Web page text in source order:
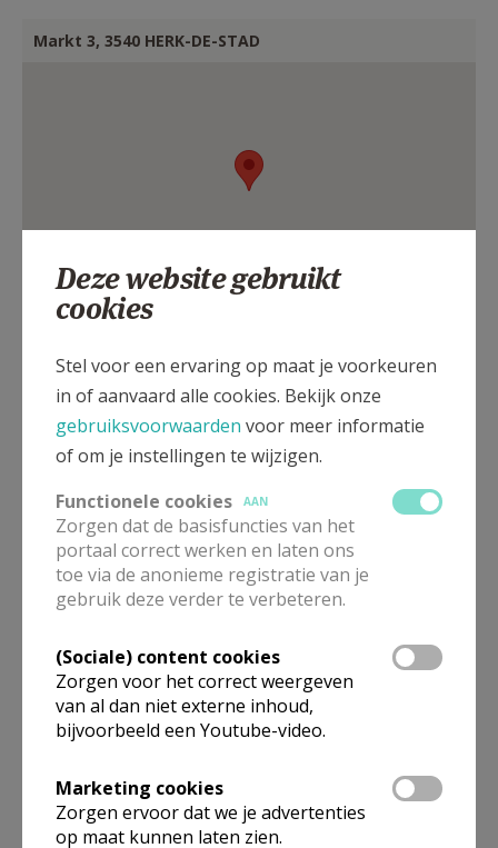
Markt 3, 3540 HERK-DE-STAD
Pastoor-moderator
E.H.TonyVandekerkhof
Markt 3
3540 HERK-DE-STAD
013 52 21 84
0476 34 01 57
Stuur een mailtje
Google Maps
Pastoraal
medeverantwoordelijke
Deze website gebruikt
cookies
Stel voor een ervaring op maat je voorkeuren
in of aanvaard alle cookies. Bekijk onze
gebruiksvoorwaarden voor meer informatie
of om je instellingen te wijzigen.
Functionele cookies
AAN
Zorgen dat de basisfuncties van het
portaal correct werken en laten ons
toe via de anonieme registratie van je
gebruik deze verder te verbeteren.
(Sociale) content cookies
Zorgen voor het correct weergeven
van al dan niet externe inhoud,
bijvoorbeeld een Youtube-video.
Marketing cookies
Zorgen ervoor dat we je advertenties
op maat kunnen laten zien.